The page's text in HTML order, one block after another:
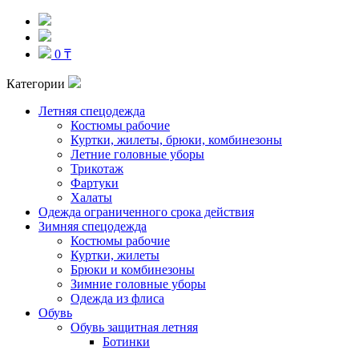
0 ₸
Категории
Летняя спецодежда
Костюмы рабочие
Куртки, жилеты, брюки, комбинезоны
Летние головные уборы
Трикотаж
Фартуки
Халаты
Одежда ограниченного срока действия
Зимняя спецодежда
Костюмы рабочие
Куртки, жилеты
Брюки и комбинезоны
Зимние головные уборы
Одежда из флиса
Обувь
Обувь защитная летняя
Ботинки